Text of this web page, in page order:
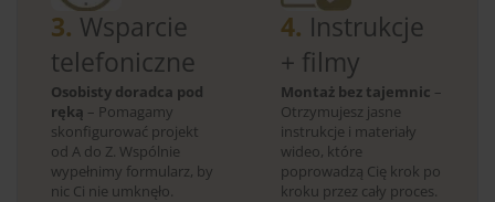
3. Wsparcie
telefoniczne
Osobisty doradca pod
ręką – Pomagamy
skonfigurować projekt
od A do Z. Wspólnie
wypełnimy formularz, by
nic Ci nie umknęło.
4. Instrukcje
+ filmy
Montaż bez tajemnic –
Otrzymujesz jasne
instrukcje i materiały
wideo, które
poprowadzą Cię krok po
kroku przez cały proces.